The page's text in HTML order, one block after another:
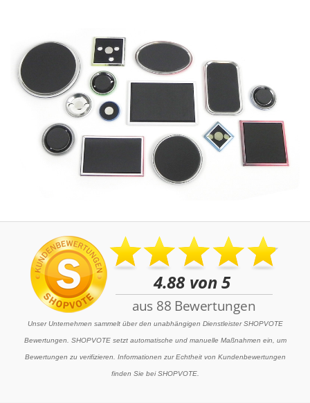
Unser Unternehmen sammelt über den unabhängigen Dienstleister SHOPVOTE
Bewertungen. SHOPVOTE setzt automatische und manuelle Maßnahmen ein, um
Bewertungen zu verifizieren. Informationen zur Echtheit von Kundenbewertungen
finden Sie bei SHOPVOTE.